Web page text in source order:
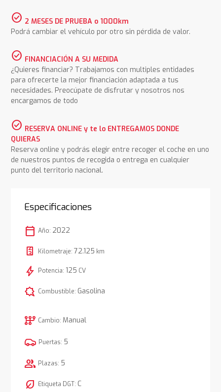
check_circle 2 MESES DE PRUEBA o 1000km
Podrá cambiar el vehículo por otro sin pérdida de valor.
check_circle FINANCIACIÓN A SU MEDIDA
¿Quieres financiar? Trabajamos con multiples entidades
para ofrecerte la mejor financiación adaptada a tus
necesidades. Preocúpate de disfrutar y nosotros nos
encargamos de todo
check_circle RESERVA ONLINE y te lo ENTREGAMOS DONDE
QUIERAS
Reserva online y podrás elegir entre recoger el coche en uno
de nuestros puntos de recogida o entrega en cualquier
punto del territorio nacional.
Especificaciones
calendar_today Año: 2022
Kilometraje: 72.125 km
bolt Potencia: 125 CV
comic_bubble Combustible: Gasolina
auto_transmission Cambio: Manual
Puertas: 5
group Plazas: 5
nest_eco_leaf Etiqueta DGT: C